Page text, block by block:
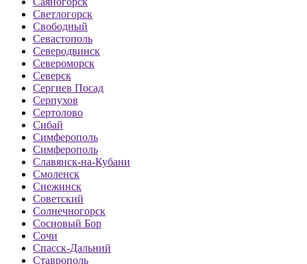
Светлогорск
Свободный
Севастополь
Северодвинск
Североморск
Северск
Сергиев Посад
Серпухов
Сертолово
Сибай
Симферополь
Симферополь
Славянск-на-Кубани
Смоленск
Снежинск
Советский
Солнечногорск
Сосновый Бор
Сочи
Спасск-Дальний
Ставрополь